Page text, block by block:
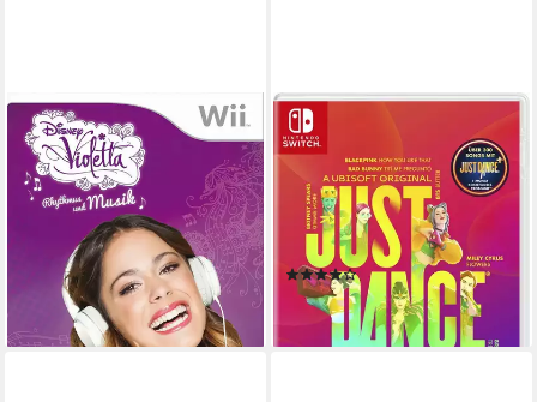
LITTLE ORBIT
Disney Violetta: Rhythmus
und Musik
Nintendo Wii Plattform
ab 0 Jahren USK-Freigabe
Little Orbit Europe Ltd
Publisher
35,39 €
lieferbar - in 2-3 Werktagen bei dir
UBISOFT
NSW Just Dance 2024
Edition (Code in a box)
Nintendo Switch
Plattform
ab 0 Jahren USK-Freigabe
Ubisoft Publisher
(46)
29,99 €
lieferbar - in 2-3 Werktagen bei dir